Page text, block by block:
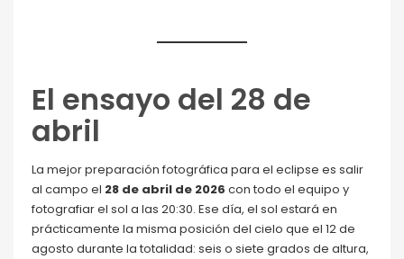
El ensayo del 28 de
abril
La mejor preparación fotográfica para el eclipse es salir
al campo el 28 de abril de 2026 con todo el equipo y
fotografiar el sol a las 20:30. Ese día, el sol estará en
prácticamente la misma posición del cielo que el 12 de
agosto durante la totalidad: seis o siete grados de altura,